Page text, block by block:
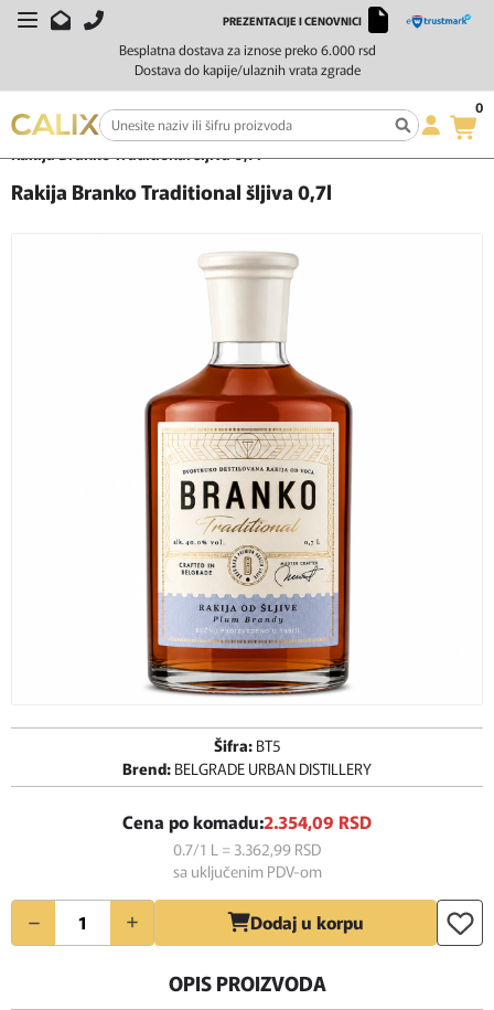
Besplatna dostava za iznose preko 6.000 rsd
Dostava do kapije/ulaznih vrata zgrade
PREZENTACIJE I CENOVNICI
0
Početna Žestoka pića
Rakija
Rakija Branko Traditional šljiva 0,7l
Rakija Branko Traditional šljiva 0,7l
Šifra: BT5
Brend: BELGRADE URBAN DISTILLERY
Cena po komadu:2.354,09 RSD
0.7/1 L = 3.362,99 RSD
sa uključenim PDV-om
Količina Dodaj u korpu
OPIS PROIZVODA